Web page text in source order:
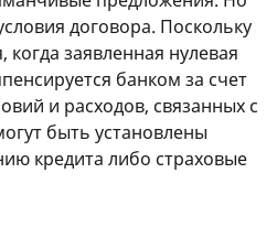
договора. Поскольку
заявленная нулевая
банком за счет
и расходов, связанных с
быть установлены
кредита либо страховые